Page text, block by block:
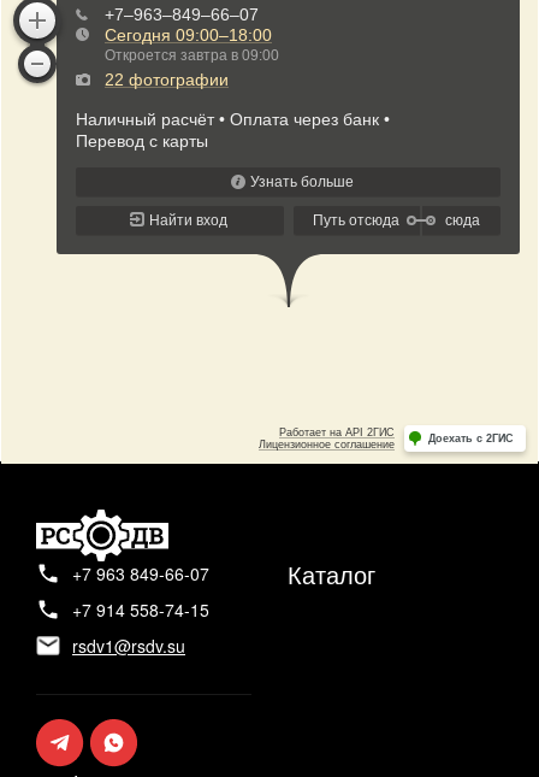
+7 963 849-66-07
+7 914 558-74-15
rsdv1@rsdv.su
Каталог